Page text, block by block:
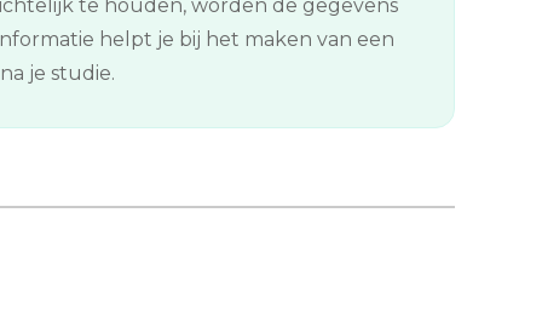
te houden, worden de gegevens
helpt je bij het maken van een
je studie.